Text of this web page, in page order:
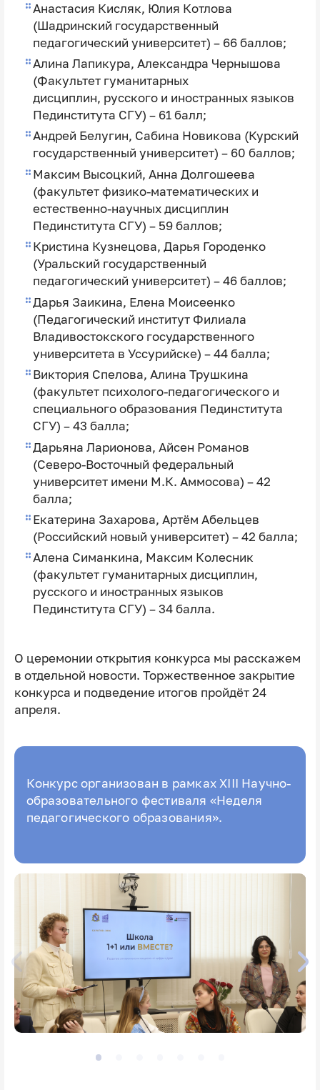
Анастасия Кисляк, Юлия Котлова
(Шадринский государственный
педагогический университет) – 66 баллов;
Алина Лапикура, Александра Чернышова
(Факультет гуманитарных
дисциплин, русского и иностранных языков
Пединститута СГУ) – 61 балл;
Андрей Белугин, Сабина Новикова (Курский
государственный университет) – 60 баллов;
Максим Высоцкий, Анна Долгошеева
(факультет физико-математических и
естественно-научных дисциплин
Пединститута СГУ) – 59 баллов;
Кристина Кузнецова, Дарья Городенко
(Уральский государственный
педагогический университет) – 46 баллов;
Дарья Заикина, Елена Моисеенко
(Педагогический институт Филиала
Владивостокского государственного
университета в Уссурийске) – 44 балла;
Виктория Спелова, Алина Трушкина
(факультет психолого-педагогического и
специального образования Пединститута
СГУ) – 43 балла;
Дарьяна Ларионова, Айсен Романов
(Северо-Восточный федеральный
университет имени М.К. Аммосова) – 42
балла;
Екатерина Захарова, Артём Абельцев
(Российский новый университет) – 42 балла;
Алена Симанкина, Максим Колесник
(факультет гуманитарных дисциплин,
русского и иностранных языков
Пединститута СГУ) – 34 балла.
О церемонии открытия конкурса мы расскажем
в отдельной новости. Торжественное закрытие
конкурса и подведение итогов пройдёт 24
апреля.
Конкурс организован в рамках XIII Научно-
образовательного фестиваля «Неделя
педагогического образования».